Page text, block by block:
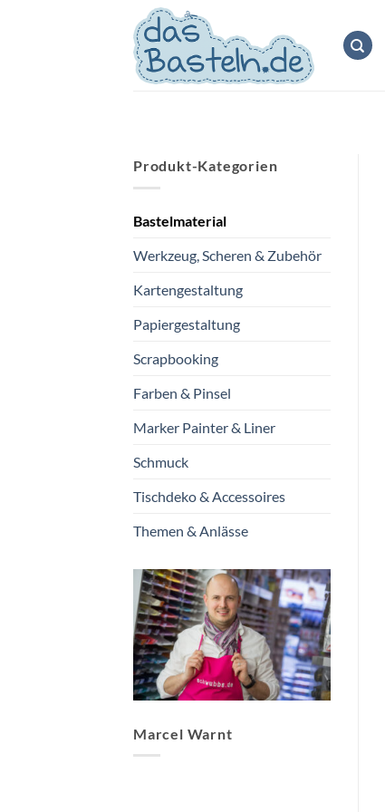
Produkt-Kategorien
Bastelmaterial
Werkzeug, Scheren & Zubehör
Kartengestaltung
Papiergestaltung
Scrapbooking
Farben & Pinsel
Marker Painter & Liner
Schmuck
Tischdeko & Accessoires
Themen & Anlässe
Marcel Warnt